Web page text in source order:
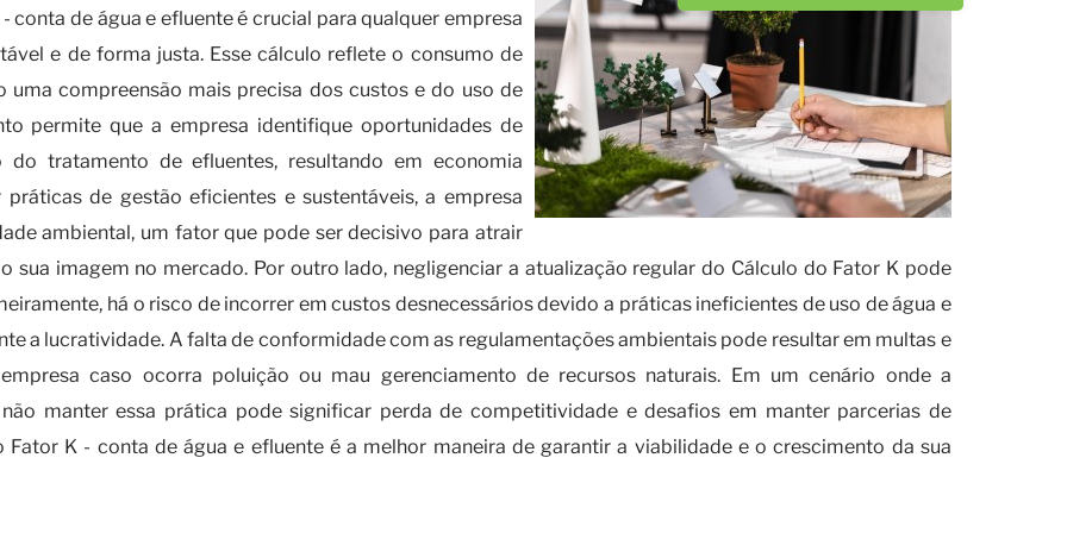
de água e efluente é crucial para qualquer empresa
e de forma justa. Esse cálculo reflete o consumo de
compreensão mais precisa dos custos e do uso de
permite que a empresa identifique oportunidades de
tratamento de efluentes, resultando em economia
de gestão eficientes e sustentáveis, a empresa
ambiental, um fator que pode ser decisivo para atrair
sua imagem no mercado. Por outro lado, negligenciar a atualização regular do Cálculo do Fator K pode
há o risco de incorrer em custos desnecessários devido a práticas ineficientes de uso de água e
a lucratividade. A falta de conformidade com as regulamentações ambientais pode resultar em multas e
caso ocorra poluição ou mau gerenciamento de recursos naturais. Em um cenário onde a
manter essa prática pode significar perda de competitividade e desafios em manter parcerias de
K - conta de água e efluente é a melhor maneira de garantir a viabilidade e o crescimento da sua